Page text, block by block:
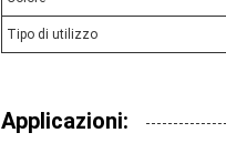
Tipo di utilizzo
Applicazioni: